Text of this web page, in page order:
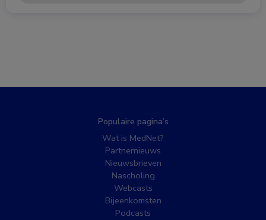
Populaire pagina’s
Wat is MedNet?
Partnernieuws
Nieuwsbrieven
Nascholing
Webcasts
Bijeenkomsten
Podcasts